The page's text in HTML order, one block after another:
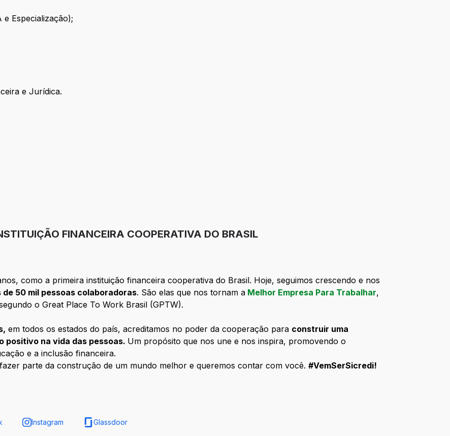
Especialização);
e Jurídica.
FINANCEIRA COOPERATIVA DO BRASIL
como a primeira instituição financeira cooperativa do Brasil. Hoje, seguimos crescendo e nos
de 50 mil pessoas colaboradoras. São elas que nos tornam a Melhor Empresa Para Trabalhar,
o Great Place To Work Brasil (GPTW).
em todos os estados do país, acreditamos no poder da cooperação para construir uma
positivo na vida das pessoas. Um propósito que nos une e nos inspira, promovendo o
e a inclusão financeira.
parte da construção de um mundo melhor e queremos contar com você.#VemSerSicredi!
Instagram Glassdoor